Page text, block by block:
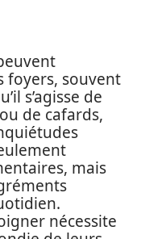
foyers, souvent
s’agisse de
de cafards,
mais
nécessite